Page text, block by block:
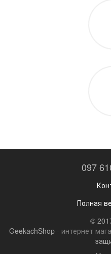
097
Полная
©
GeekachShop - интернет